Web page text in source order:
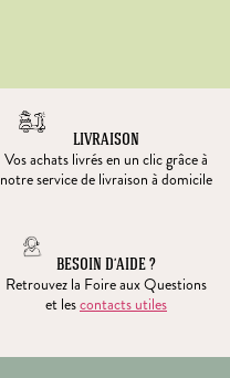
LIVRAISON
Vos achats livrés en un clic grâce à
notre service de livraison à domicile
BESOIN D’AIDE ?
Retrouvez la Foire aux Questions
et lescontacts utiles